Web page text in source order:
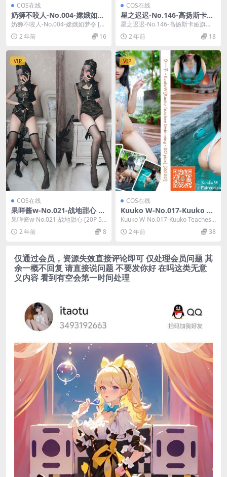
COS在线
奶狮不咬人-No.004-嫦娥如梦
令 [14P]
奶狮不咬人-No.004-嫦娥如梦令 [1
4P]，奶狮不咬人在线作品导航：奶
狮不...2 年前 16
COS在线
星之迟迟-No.146-高扬斯卡娅
旗袍 [20P]
星之迟迟-No.146-高扬斯卡娅旗袍
[20P]，星之迟迟在线作品导航：星
之迟...2 年前 18
VIP
COS在线
果咩酱w-No.021-战地甜心 [2
0P 5V]
果咩酱w-No.021-战地甜心 [20P 5
V]，果咩酱w在线作品导航：果咩
酱...2 年前 8
VIP
COS在线
Kuuko W-No.017-Kuuko Te
aches Swimming [21P]
Kuuko W-No.017-Kuuko Teaches
Swimming [2...
2 年前 38
仅通过会员，资源失效直接评论即可 仅处理会员问题 其
余一概不回复 请直接说问题 不要发你好 在吗这类无意
义内容 看到有空会第一时间处理